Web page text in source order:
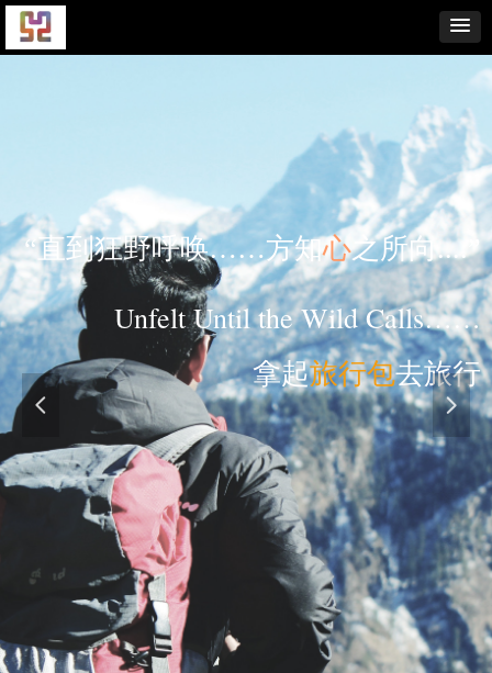
知心之所向....”
the Wild Calls……
起旅行包去旅行
一个好的旅行
A good travel bag
寻
넳 넲